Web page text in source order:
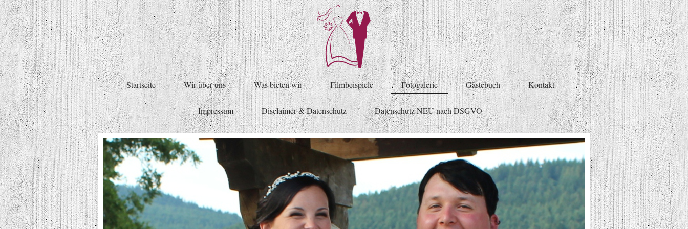
Startseite Wir über uns Was bieten wir Filmbeispiele Fotogalerie Gästebuch Kontakt
Impressum Disclaimer & Datenschutz Datenschutz NEU nach DSGVO